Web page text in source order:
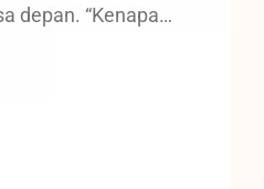
depan. “Kenapa…